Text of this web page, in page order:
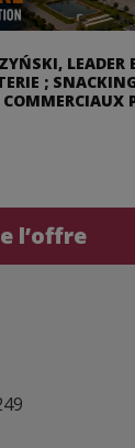
LEADER
;
l’offre